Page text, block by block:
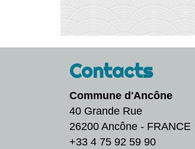
Contacts
Commune d'Ancône
40 Grande Rue
26200 Ancône - FRANCE
+33 4 75 92 59 90